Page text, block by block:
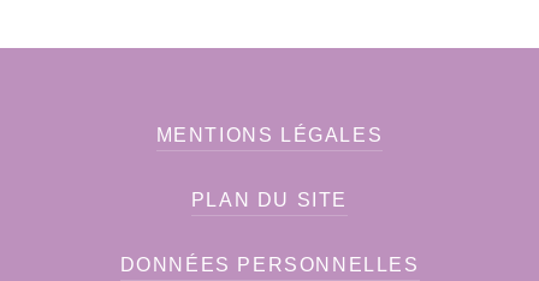
MENTIONS LÉGALES
PLAN DU SITE
DONNÉES PERSONNELLES